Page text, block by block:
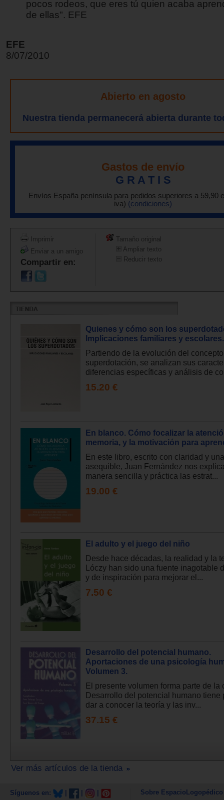
pocos rodeos, que eres tú quien acaba
de ellas". EFE
EFE
8/07/2010
Abierto en agosto
Nuestra tienda permanecerá abierta durante
Gastos de envío
G R A T I S
Envíos España península para pedidos superiores a 59,90
iva) (condiciones)
Imprimir
Enviar a un amigo
Compartir en:
Tamaño original
Ampliar texto
Reducir texto
Quienes y cómo son los
Implicaciones familiares y escolares.
Partiendo de la evolución del
superdotación, se analizan sus
diferencias específicas y análisis de
15.20 €
En blanco. Cómo focalizar la
memoria, y la motivación para
En este libro, escrito con claridad y
asequible, Juan Fernández nos
manera sencilla y práctica las estrat...
19.00 €
El adulto y el juego del niño
Desde hace décadas, la realidad y la
Lóczy han sido una fuente inagotable
y de inspiración para mejorar el...
7.50 €
Desarrollo del potencial humano.
Aportaciones de una psicología
Volumen 3.
El presente volumen forma parte de la
Desarrollo del potencial humano tiene
dar a conocer la teoría y las inv...
37.15 €
Ver más artículos de la tienda
Síguenos en: Sobre EspacioLogopédico